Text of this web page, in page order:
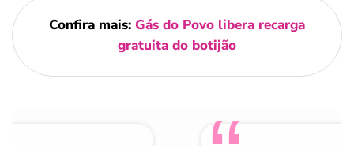
Confira mais: Gás do Povo libera recarga
gratuita do botijão